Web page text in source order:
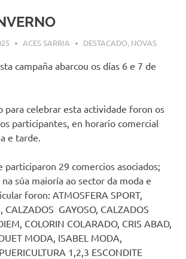
ACES SARRIA DESTACADO, NOVAS
campaña abarcou os días 6 e 7 de
para celebrar esta actividade foron os
participantes, en horario comercial
e tarde.
participaron 29 comercios asociados;
súa maioría ao sector da moda e
foron: ATMOSFERA SPORT,
CALZADOS GAYOSO, CALZADOS
COLORIN COLARADO, CRIS ABAD,
MODA, ISABEL MODA,
1,2,3 ESCONDITE